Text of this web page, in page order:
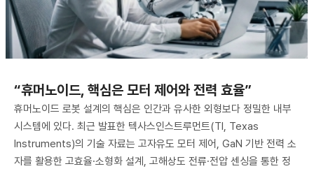
“휴머노이드, 핵심은 모터 제어와 전력 효율”
휴머노이드 로봇 설계의 핵심은 인간과 유사한 외형보다 정밀한 내부
시스템에 있다. 최근 발표한 텍사스인스트루먼트(TI, Texas
Instruments)의 기술 자료는 고자유도 모터 제어, GaN 기반 전력 소
자를 활용한 고효율·소형화 설계, 고해상도 전류·전압 센싱을 통한 정